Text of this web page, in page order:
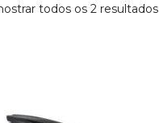
todos os 2 resultados